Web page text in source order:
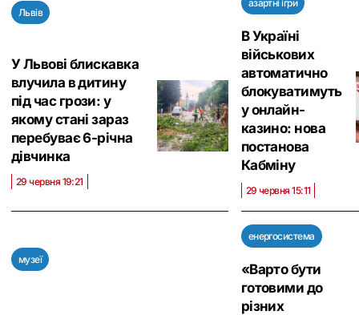
Львів
У Львові блискавка
влучила в дитину
під час грози: у
якому стані зараз
перебуває 6-річна
дівчинка
29 червня 19:21
азартні ігри
В Україні
військових
автоматично
блокуватимуть
у онлайн-
казино: нова
постанова
Кабміну
29 червня 15:11
музеї
енергосистема
«Варто бути
готовими до
різних